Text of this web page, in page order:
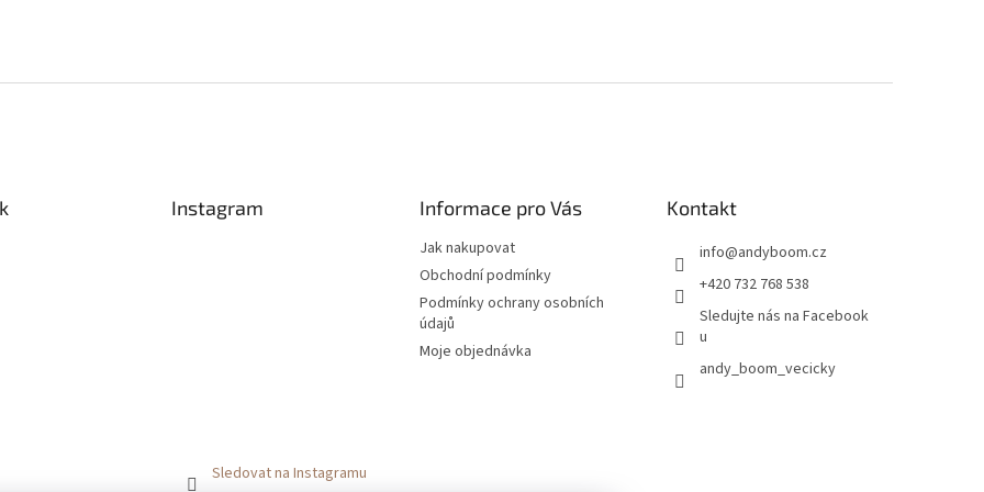
Instagram
Sledovat na Instagramu
Informace pro Vás
Jak nakupovat
Obchodní podmínky
Podmínky ochrany osobních
údajů
Moje objednávka
Kontakt
info@andyboom.cz
+420 732 768 538
Sledujte nás na Facebook
u
andy_boom_vecicky